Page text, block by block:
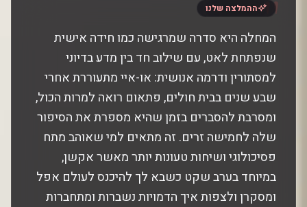
" ההמלצה שלנו
המחלה היא סדרה שמרגישה כמו חידה אישית
שנפתחת לאט, עם שילוב חד בין מדע בדיוני
למסתורין ודרמה אנושית: או-איי מתעוררת אחרי
שבע שנים בבית חולים, פתאום רואה למרות הכול,
ומסרבת להסברים בזמן שהיא מספרת את הסיפור
שלה לחמישה זרים. זה מתאים למי שאוהב מתח
פסיכולוגי ושיחות טעונות יותר מאשר אקשן,
במיוחד בערב שקט כשבא לך להיכנס לעולם אפל
ומסקרן ולצפות איך הדמויות נשברות ומתחברות